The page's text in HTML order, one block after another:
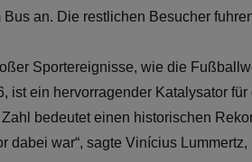
Bus an. Die restlichen Besucher
Sportereignisse, wie die
ist ein hervorragender Katalysator
bedeutet einen historischen
dabei war“, sagte Vinícius